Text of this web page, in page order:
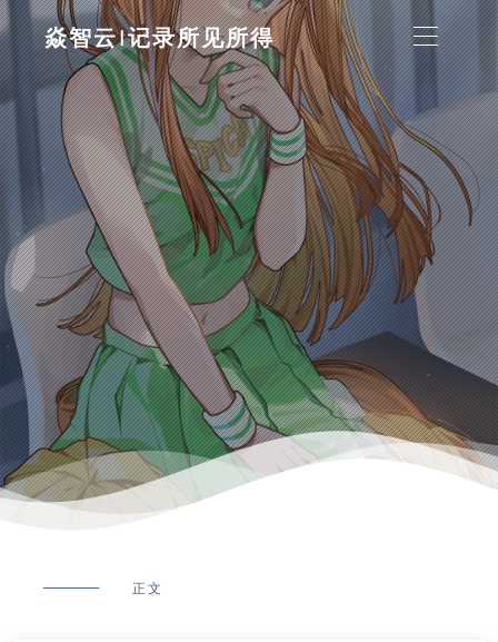
焱智云|记录所见所得
正文